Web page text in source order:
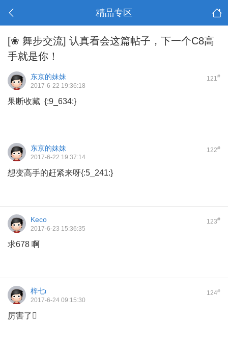
精品专区
[❀ 舞步交流] 认真看会这篇帖子，下一个C8高
手就是你！
121#
东京的妹妹
2017-6-22 19:36:18
果断收藏 {:9_634:}
122#
东京的妹妹
2017-6-22 19:37:14
想变高手的赶紧来呀{:5_241:}
123#
Keco
2017-6-23 15:36:35
求678 啊
124#
梓七ι
2017-6-24 09:15:30
厉害了